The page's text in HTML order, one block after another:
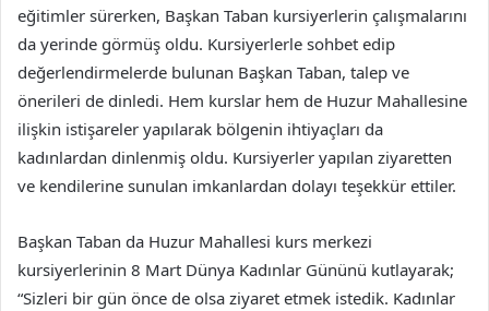
eğitimler sürerken, Başkan Taban kursiyerlerin çalışmalarını
da yerinde görmüş oldu. Kursiyerlerle sohbet edip
değerlendirmelerde bulunan Başkan Taban, talep ve
önerileri de dinledi. Hem kurslar hem de Huzur Mahallesine
ilişkin istişareler yapılarak bölgenin ihtiyaçları da
kadınlardan dinlenmiş oldu. Kursiyerler yapılan ziyaretten
ve kendilerine sunulan imkanlardan dolayı teşekkür ettiler.
Başkan Taban da Huzur Mahallesi kurs merkezi
kursiyerlerinin 8 Mart Dünya Kadınlar Gününü kutlayarak;
“Sizleri bir gün önce de olsa ziyaret etmek istedik. Kadınlar